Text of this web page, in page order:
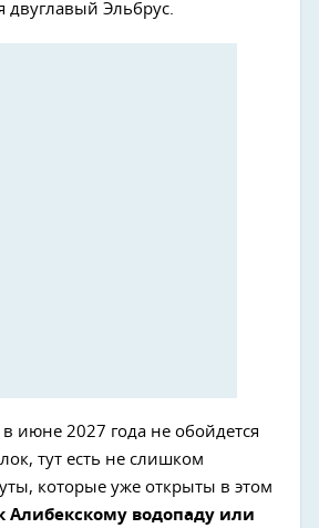
двуглавый Эльбрус.
июне 2027 года не обойдется
тут есть не слишком
которые уже открыты в этом
Алибекскому водопаду или